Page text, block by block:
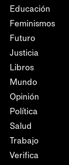
Educación
Feminismos
Futuro
Justicia
Libros
Mundo
Opinión
Política
Salud
Trabajo
Verifica